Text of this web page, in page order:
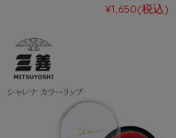
¥1,650(税込)